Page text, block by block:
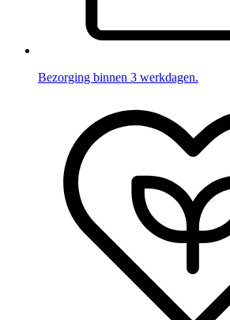
Bezorging binnen 3 werkdagen.